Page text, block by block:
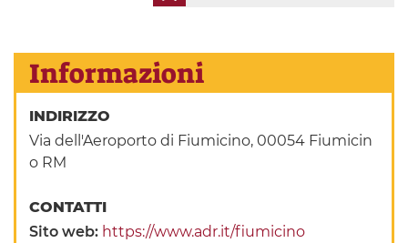
Informazioni
INDIRIZZO
Via dell'Aeroporto di Fiumicino, 00054 Fiumicin
o RM
CONTATTI
Sito web: https://www.adr.it/fiumicino